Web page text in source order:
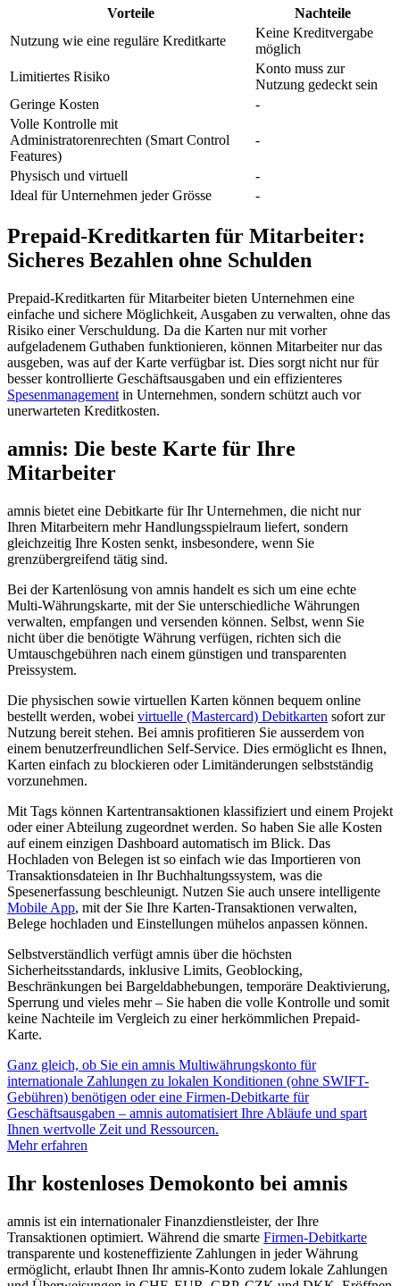
Vorteile
Nachteile
Nutzung wie eine reguläre Kreditkarte
Keine Kreditvergabe
möglich
Limitiertes Risiko
Konto muss zur
Nutzung gedeckt sein
Geringe Kosten
-
Volle Kontrolle mit
Administratorenrechten (Smart Control
Features)
-
Physisch und virtuell
-
Ideal für Unternehmen jeder Grösse
-
Prepaid-Kreditkarten für Mitarbeiter:
Sicheres Bezahlen ohne Schulden
Prepaid-Kreditkarten für Mitarbeiter bieten Unternehmen eine
einfache und sichere Möglichkeit, Ausgaben zu verwalten, ohne das
Risiko einer Verschuldung. Da die Karten nur mit vorher
aufgeladenem Guthaben funktionieren, können Mitarbeiter nur das
ausgeben, was auf der Karte verfügbar ist. Dies sorgt nicht nur für
besser kontrollierte Geschäftsausgaben und ein effizienteres
Spesenmanagement in Unternehmen, sondern schützt auch vor
unerwarteten Kreditkosten.
amnis: Die beste Karte für Ihre
Mitarbeiter
amnis bietet eine Debitkarte für Ihr Unternehmen, die nicht nur
Ihren Mitarbeitern mehr Handlungsspielraum liefert, sondern
gleichzeitig Ihre Kosten senkt, insbesondere, wenn Sie
grenzübergreifend tätig sind.
Bei der Kartenlösung von amnis handelt es sich um eine echte
Multi-Währungskarte, mit der Sie unterschiedliche Währungen
verwalten, empfangen und versenden können. Selbst, wenn Sie
nicht über die benötigte Währung verfügen, richten sich die
Umtauschgebühren nach einem günstigen und transparenten
Preissystem.
Die physischen sowie virtuellen Karten können bequem online
bestellt werden, wobei virtuelle (Mastercard) Debitkarten sofort zur
Nutzung bereit stehen. Bei amnis profitieren Sie ausserdem von
einem benutzerfreundlichen Self-Service. Dies ermöglicht es Ihnen,
Karten einfach zu blockieren oder Limitänderungen selbstständig
vorzunehmen.
Mit Tags können Kartentransaktionen klassifiziert und einem Projekt
oder einer Abteilung zugeordnet werden. So haben Sie alle Kosten
auf einem einzigen Dashboard automatisch im Blick. Das
Hochladen von Belegen ist so einfach wie das Importieren von
Transaktionsdateien in Ihr Buchhaltungssystem, was die
Spesenerfassung beschleunigt. Nutzen Sie auch unsere intelligente
Mobile App, mit der Sie Ihre Karten-Transaktionen verwalten,
Belege hochladen und Einstellungen mühelos anpassen können.
Selbstverständlich verfügt amnis über die höchsten
Sicherheitsstandards, inklusive Limits, Geoblocking,
Beschränkungen bei Bargeldabhebungen, temporäre Deaktivierung,
Sperrung und vieles mehr – Sie haben die volle Kontrolle und somit
keine Nachteile im Vergleich zu einer herkömmlichen Prepaid-
Karte.
Ganz gleich, ob Sie ein amnis Multiwährungskonto für
internationale Zahlungen zu lokalen Konditionen (ohne SWIFT-
Gebühren) benötigen oder eine Firmen-Debitkarte für
Geschäftsausgaben – amnis automatisiert Ihre Abläufe und spart
Ihnen wertvolle Zeit und Ressourcen.
Mehr erfahren
Ihr kostenloses Demokonto bei amnis
amnis ist ein internationaler Finanzdienstleister, der Ihre
Transaktionen optimiert. Während die smarte Firmen-Debitkarte
transparente und kosteneffiziente Zahlungen in jeder Währung
ermöglicht, erlaubt Ihnen Ihr amnis-Konto zudem lokale Zahlungen